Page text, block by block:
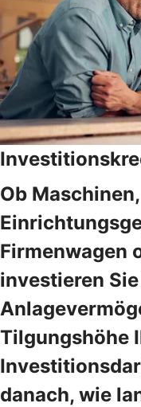
Ob Maschinen,
Firmenwagen
investieren
Tilgungshöhe
danach, wie